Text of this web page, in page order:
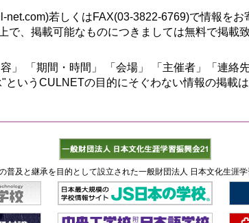
net.com)若しくはFAX(03-3822-6769)で情報をお
で、掲載可能なものにつきましては無料で掲載致
」 「期間・時間」 「会場」 「主催者」「連絡
というCULNETの目的にそぐわない情報の掲載は
普及と継承を目的として設立された一般財団法人 日本文化生涯